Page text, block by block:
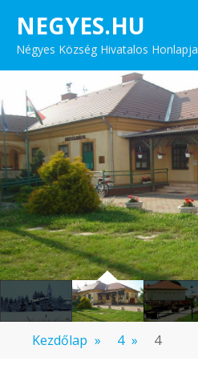
content
NEGYES.HU
Négyes Község Hivatalos Honlapja
Kezdőlap » 4 » 4